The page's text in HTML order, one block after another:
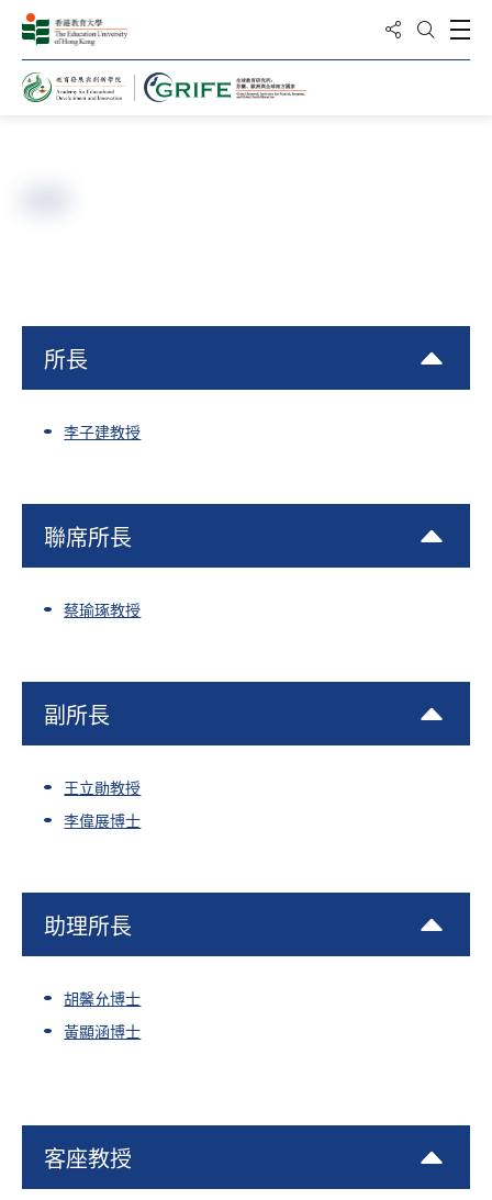
分享到打開搜
打
所長
李子建教授
聯席所長
蔡瑜琢教授
副所長
王立勛教授
李偉展博士
助理所長
胡馨允博士
黃顯涵博士
客座教授